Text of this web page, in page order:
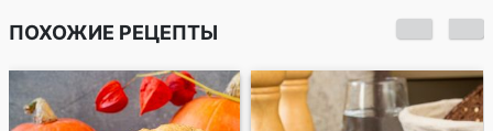
ПОХОЖИЕ РЕЦЕПТЫ